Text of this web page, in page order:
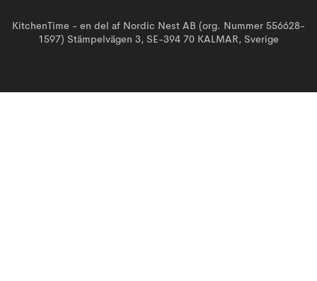
KitchenTime - en del af Nordic Nest AB (org. Nummer 556628-
1597) Stämpelvägen 3, SE-394 70 KALMAR, Sverige